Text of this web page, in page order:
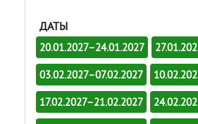
ДАТЫ
20.01.2027–24.01.2027
03.02.2027–07.02.2027
17.02.2027–21.02.2027